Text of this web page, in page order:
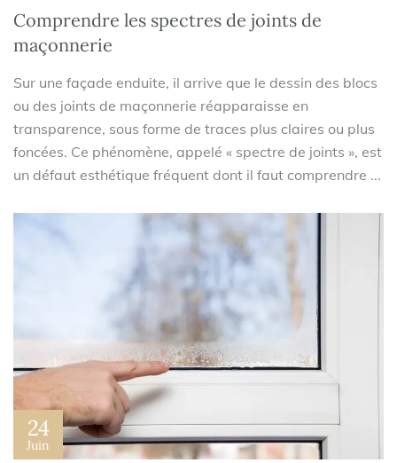
Comprendre les spectres de joints de
maçonnerie
Sur une façade enduite, il arrive que le dessin des blocs
ou des joints de maçonnerie réapparaisse en
transparence, sous forme de traces plus claires ou plus
foncées. Ce phénomène, appelé « spectre de joints », est
un défaut esthétique fréquent dont il faut comprendre ...
24
Juin